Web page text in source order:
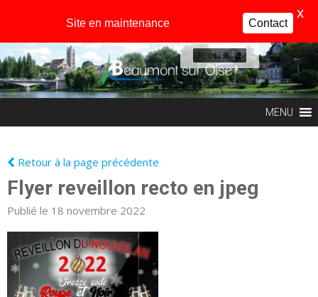
Profil
MENU
Retour à la page précédente
Flyer reveillon recto en jpeg
Publié le 18 novembre 2022
Site en maintenance Contact
X